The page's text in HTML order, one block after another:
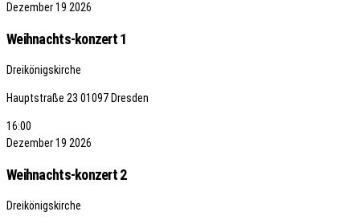
Dezember19 2026
Weihnachts-konzert 1
Dreikönigskirche
Hauptstraße 23 01097 Dresden
16:00
Dezember19 2026
Weihnachts-konzert 2
Dreikönigskirche